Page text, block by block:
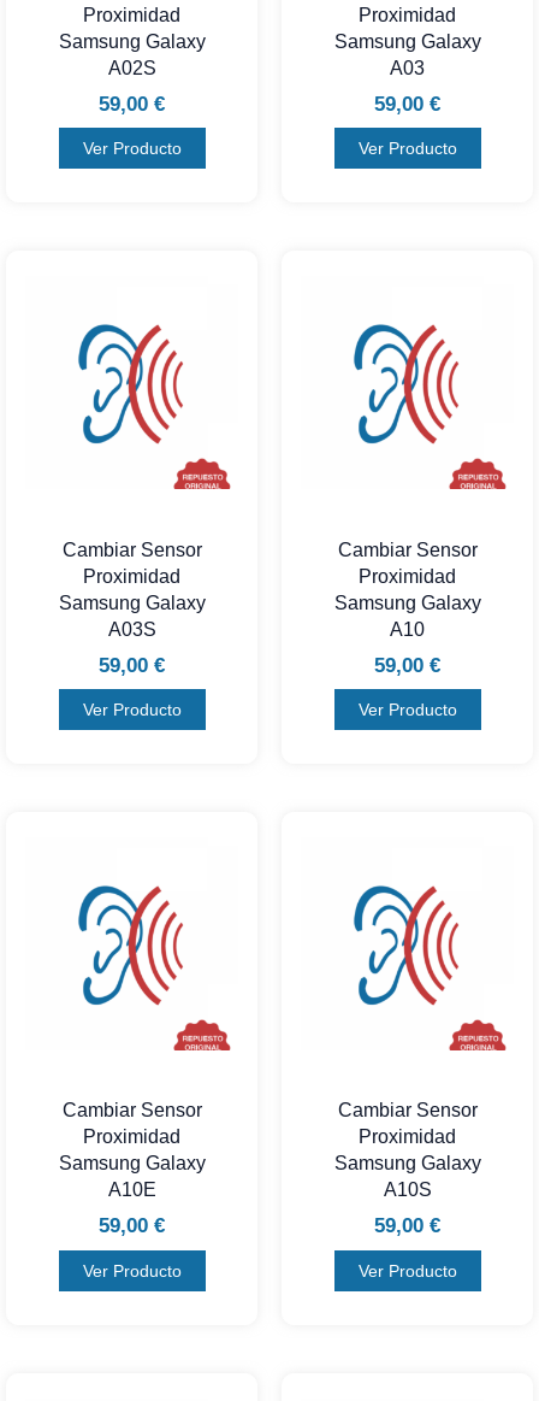
Proximidad
Samsung Galaxy
A02S
59,00 €
Ver Producto
Proximidad
Samsung Galaxy
A03
59,00 €
Ver Producto
Cambiar Sensor
Proximidad
Samsung Galaxy
A03S
59,00 €
Ver Producto
Cambiar Sensor
Proximidad
Samsung Galaxy
A10
59,00 €
Ver Producto
Cambiar Sensor
Proximidad
Samsung Galaxy
A10E
59,00 €
Ver Producto
Cambiar Sensor
Proximidad
Samsung Galaxy
A10S
59,00 €
Ver Producto